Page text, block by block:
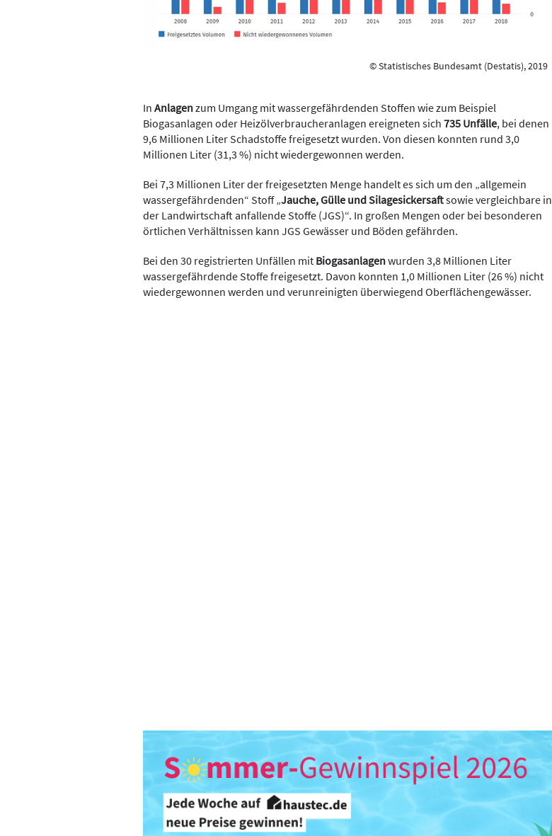
© Statistisches Bundesamt (Destatis), 2019
In Anlagenzum Umgang mit wassergefährdenden Stoffen wie zum Beispiel
Biogasanlagen oder Heizölverbraucheranlagen ereigneten sich 735 Unfälle, bei denen
9,6 Millionen Liter Schadstoffe freigesetzt wurden. Von diesen konnten rund 3,0
Millionen Liter (31,3 %) nicht wiedergewonnen werden.
Bei 7,3 Millionen Liter der freigesetzten Menge handelt es sich um den „allgemein
wassergefährdenden“ Stoff „Jauche, Gülle und Silagesickersaftsowie vergleichbare in
der Landwirtschaft anfallende Stoffe (JGS)“. In großen Mengen oder bei besonderen
örtlichen Verhältnissen kann JGS Gewässer und Böden gefährden.
Bei den 30 registrierten Unfällen mit Biogasanlagenwurden 3,8 Millionen Liter
wassergefährdende Stoffe freigesetzt. Davon konnten 1,0 Millionen Liter (26 %) nicht
wiedergewonnen werden und verunreinigten überwiegend Oberflächengewässer.